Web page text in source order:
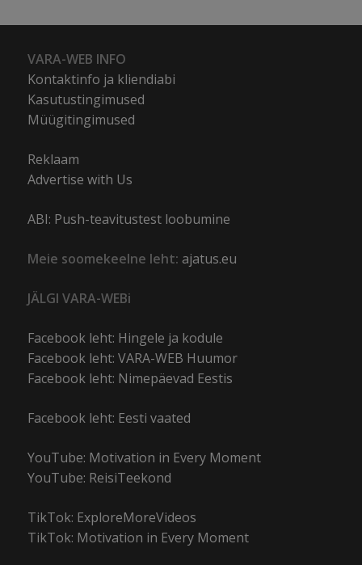
VARA-WEB INFO
Kontaktinfo ja kliendiabi
Kasutustingimused
Müügitingimused
Reklaam
Advertise with Us
ABI: Push-teavitustest loobumine
Meie soomekeelne leht: ajatus.eu
JÄLGI VARA-WEBi
Facebook leht: Hingele ja kodule
Facebook leht: VARA-WEB Huumor
Facebook leht: Nimepäevad Eestis
Facebook leht: Eesti vaated
YouTube: Motivation in Every Moment
YouTube: ReisiTeekond
TikTok: ExploreMoreVideos
TikTok: Motivation in Every Moment